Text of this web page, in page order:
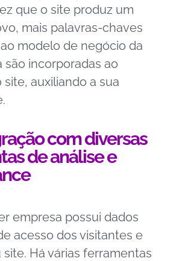
que o site produz um
mais palavras-chaves
modelo de negócio da
são incorporadas ao
auxiliando a sua
com diversas
de análise e
empresa possui dados
acesso dos visitantes e
Há várias ferramentas